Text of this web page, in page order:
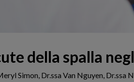
della spalla
Simon, Dr.ssa Van Nguyen, Dr.ssa